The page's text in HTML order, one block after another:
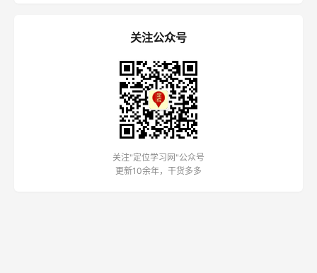
关注公众号
关注"定位学习网"公众号
更新10余年，干货多多